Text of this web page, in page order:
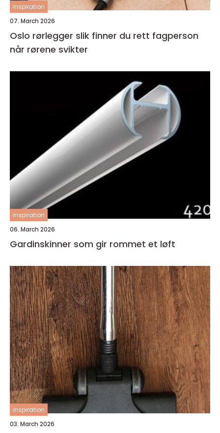
inspiration
07. March 2026
Oslo rørlegger slik finner du rett fagperson
når rørene svikter
inspiration
06. March 2026
Gardinskinner som gir rommet et løft
inspiration
03. March 2026